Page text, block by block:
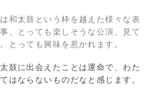
和太鼓という枠を越えた様々な表
、とっても楽しそうな公演、見て
とっても興味を惹かれます。
鼓に出会えたことは運命で、わた
はならないものだなと感じます。